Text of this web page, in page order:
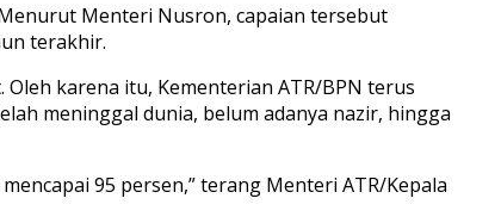
Menteri Nusron, capaian tersebut
terakhir.
karena itu, Kementerian ATR/BPN terus
meninggal dunia, belum adanya nazir, hingga
95 persen,” terang Menteri ATR/Kepala